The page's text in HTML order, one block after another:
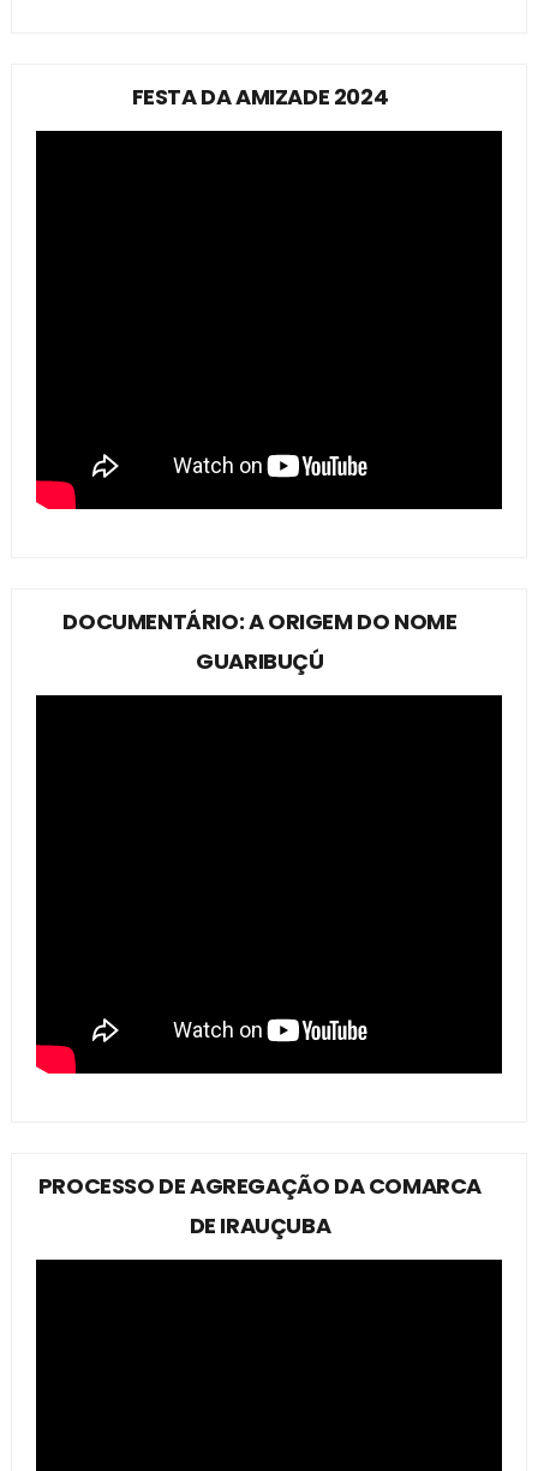
FESTA DA AMIZADE 2024
DOCUMENTÁRIO: A ORIGEM DO NOME
GUARIBUÇÚ
PROCESSO DE AGREGAÇÃO DA COMARCA
DE IRAUÇUBA